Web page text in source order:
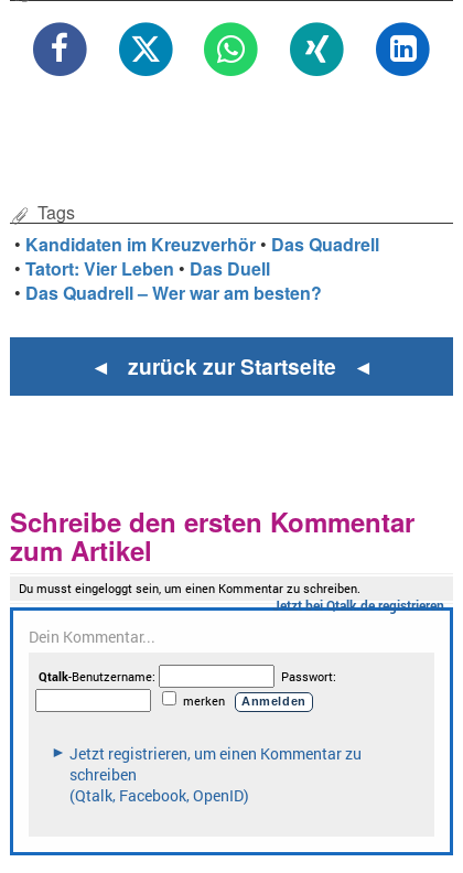
Tags
• Kandidaten im Kreuzverhör • Das Quadrell
•Tatort: Vier Leben • Das Duell
• Das Quadrell – Wer war am besten?
◄ zurück zur Startseite ◄
Schreibe den ersten Kommentar
zum Artikel